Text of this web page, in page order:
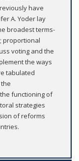
have
A. Yoder lay
broadest terms-
proportional
voting and the
the ways
tabulated
functioning of
strategies
of reforms